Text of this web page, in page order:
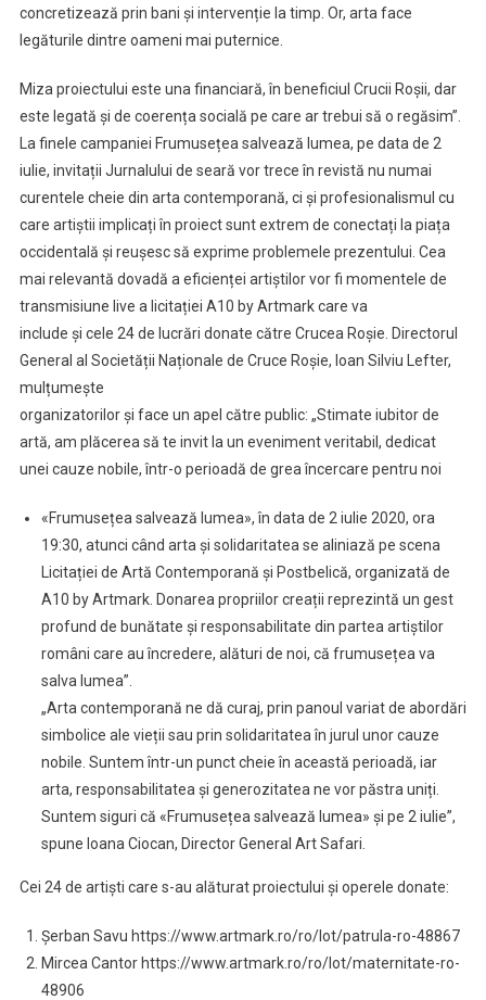
concretizează prin bani și intervenție la timp. Or, arta face
legăturile dintre oameni mai puternice.
Miza proiectului este una financiară, în beneficiul Crucii Roșii, dar
este legată și de coerența socială pe care ar trebui să o regăsim”.
La finele campaniei Frumusețea salvează lumea, pe data de 2
iulie, invitații Jurnalului de seară vor trece în revistă nu numai
curentele cheie din arta contemporană, ci și profesionalismul cu
care artiștii implicați în proiect sunt extrem de conectați la piața
occidentală și reușesc să exprime problemele prezentului. Cea
mai relevantă dovadă a eficienței artiștilor vor fi momentele de
transmisiune live a licitației A10 by Artmark care va
include și cele 24 de lucrări donate către Crucea Roșie. Directorul
General al Societății Naționale de Cruce Roșie, Ioan Silviu Lefter,
mulțumește
organizatorilor și face un apel către public: „Stimate iubitor de
artă, am plăcerea să te invit la un eveniment veritabil, dedicat
unei cauze nobile, într-o perioadă de grea încercare pentru noi
«Frumusețea salvează lumea», în data de 2 iulie 2020, ora
19:30, atunci când arta și solidaritatea se aliniază pe scena
Licitației de Artă Contemporană și Postbelică, organizată de
A10 by Artmark. Donarea propriilor creații reprezintă un gest
profund de bunătate și responsabilitate din partea artiștilor
români care au încredere, alături de noi, că frumusețea va
salva lumea”.
„Arta contemporană ne dă curaj, prin panoul variat de abordări
simbolice ale vieții sau prin solidaritatea în jurul unor cauze
nobile. Suntem într-un punct cheie în această perioadă, iar
arta, responsabilitatea și generozitatea ne vor păstra uniți.
Suntem siguri că «Frumusețea salvează lumea» și pe 2 iulie”,
spune Ioana Ciocan, Director General Art Safari.
Cei 24 de artiști care s-au alăturat proiectului și operele donate:
Șerban Savu https://www.artmark.ro/ro/lot/patrula-ro-48867
Mircea Cantor https://www.artmark.ro/ro/lot/maternitate-ro-
48906